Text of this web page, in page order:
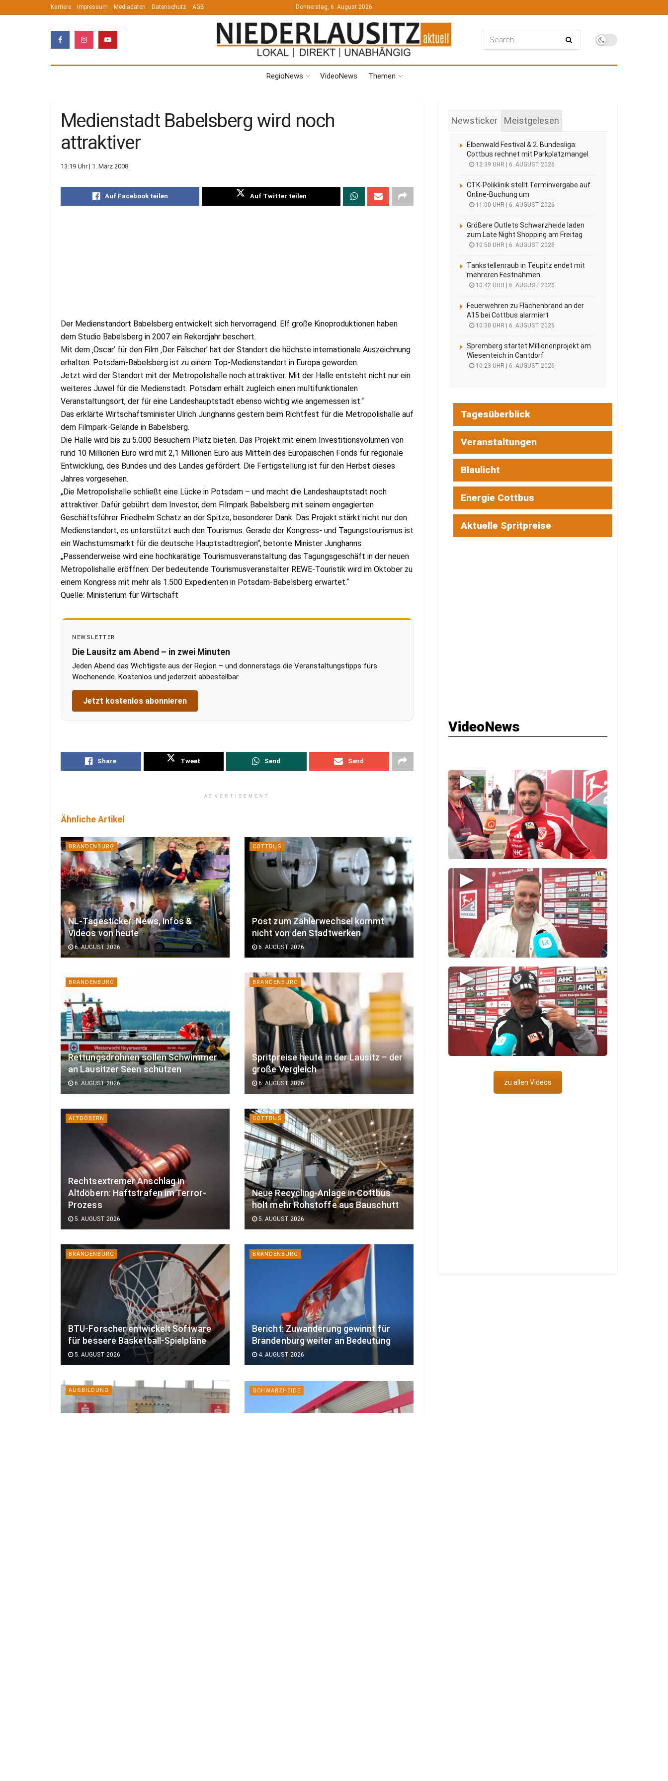
Karriere Impressum Mediadaten Datenschutz AGB Donnerstag, 6. August 2026
RegioNews VideoNews Themen
Medienstadt Babelsberg wird noch
attraktiver
13:19 Uhr | 1. März 2008
Auf Facebook teilen Auf Twitter teilen
Der Medienstandort Babelsberg entwickelt sich hervorragend. Elf große Kinoproduktionen haben
dem Studio Babelsberg in 2007 ein Rekordjahr beschert.
Mit dem ‚Oscar’ für den Film ‚Der Fälscher’ hat der Standort die höchste internationale Auszeichnung
erhalten. Potsdam-Babelsberg ist zu einem Top-Medienstandort in Europa geworden.
Jetzt wird der Standort mit der Metropolishalle noch attraktiver. Mit der Halle entsteht nicht nur ein
weiteres Juwel für die Medienstadt. Potsdam erhält zugleich einen multifunktionalen
Veranstaltungsort, der für eine Landeshauptstadt ebenso wichtig wie angemessen ist.“
Das erklärte Wirtschaftsminister Ulrich Junghanns gestern beim Richtfest für die Metropolishalle auf
dem Filmpark-Gelände in Babelsberg.
Die Halle wird bis zu 5.000 Besuchern Platz bieten. Das Projekt mit einem Investitionsvolumen von
rund 10 Millionen Euro wird mit 2,1 Millionen Euro aus Mitteln des Europäischen Fonds für regionale
Entwicklung, des Bundes und des Landes gefördert. Die Fertigstellung ist für den Herbst dieses
Jahres vorgesehen.
„Die Metropolishalle schließt eine Lücke in Potsdam – und macht die Landeshauptstadt noch
attraktiver. Dafür gebührt dem Investor, dem Filmpark Babelsberg mit seinem engagierten
Geschäftsführer Friedhelm Schatz an der Spitze, besonderer Dank. Das Projekt stärkt nicht nur den
Medienstandort, es unterstützt auch den Tourismus. Gerade der Kongress- und Tagungstourismus ist
ein Wachstumsmarkt für die deutsche Hauptstadtregion“, betonte Minister Junghanns.
„Passenderweise wird eine hochkarätige Tourismusveranstaltung das Tagungsgeschäft in der neuen
Metropolishalle eröffnen: Der bedeutende Tourismusveranstalter REWE-Touristik wird im Oktober zu
einem Kongress mit mehr als 1.500 Expedienten in Potsdam-Babelsberg erwartet.“
Quelle: Ministerium für Wirtschaft
NEWSLETTER
Die Lausitz am Abend – in zwei Minuten
Jeden Abend das Wichtigste aus der Region – und donnerstags die Veranstaltungstipps fürs
Wochenende. Kostenlos und jederzeit abbestellbar.
Jetzt kostenlos abonnieren
Share Tweet Send Send
ADVERTISEMENT
Ähnliche Artikel
BRANDENBURG
NL-Tagesticker: News, Infos &
Videos von heute
6. AUGUST 2026
COTTBUS
Post zum Zählerwechsel kommt
nicht von den Stadtwerken
6. AUGUST 2026
BRANDENBURG
Rettungsdrohnen sollen Schwimmer
an Lausitzer Seen schützen
6. AUGUST 2026
BRANDENBURG
Spritpreise heute in der Lausitz – der
große Vergleich
6. AUGUST 2026
ALTDÖBERN
Rechtsextremer Anschlag in
Altdöbern: Haftstrafen im Terror-
Prozess
5. AUGUST 2026
COTTBUS
Neue Recycling-Anlage in Cottbus
holt mehr Rohstoffe aus Bauschutt
5. AUGUST 2026
BRANDENBURG
BTU-Forscher entwickelt Software
für bessere Basketball-Spielpläne
5. AUGUST 2026
BRANDENBURG
Bericht: Zuwanderung gewinnt für
Brandenburg weiter an Bedeutung
4. AUGUST 2026
AUSBILDUNG SCHWARZHEIDE
Newsticker Meistgelesen
Elbenwald Festival & 2. Bundesliga:
Cottbus rechnet mit Parkplatzmangel
12:39 UHR | 6. AUGUST 2026
CTK-Poliklinik stellt Terminvergabe auf
Online-Buchung um
11:00 UHR | 6. AUGUST 2026
Größere Outlets Schwarzheide laden
zum Late Night Shopping am Freitag
10:50 UHR | 6. AUGUST 2026
Tankstellenraub in Teupitz endet mit
mehreren Festnahmen
10:42 UHR | 6. AUGUST 2026
Feuerwehren zu Flächenbrand an der
A15 bei Cottbus alarmiert
10:30 UHR | 6. AUGUST 2026
Spremberg startet Millionenprojekt am
Wiesenteich in Cantdorf
10:23 UHR | 6. AUGUST 2026
Tagesüberblick
Veranstaltungen
Blaulicht
Energie Cottbus
Aktuelle Spritpreise
VideoNews
▶
▶
▶
zu allen Videos